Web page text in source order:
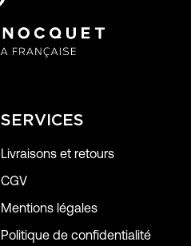
SERVICES
Livraisons et retours
CGV
Mentions légales
Politique de confidentialité